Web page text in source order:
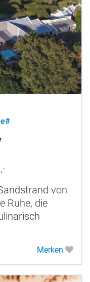
von
Ruhe, die
Merken